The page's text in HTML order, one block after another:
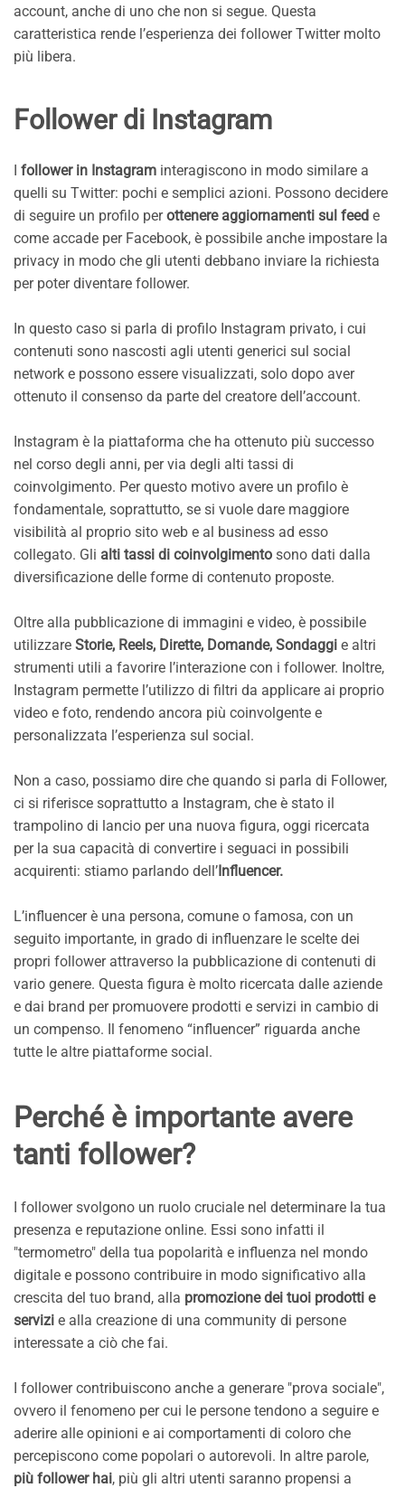
account, anche di uno che non si segue. Questa
caratteristica rende l’esperienza dei follower Twitter molto
più libera.
Follower di Instagram
I follower in Instagram interagiscono in modo similare a
quelli su Twitter: pochi e semplici azioni. Possono decidere
di seguire un profilo perottenere aggiornamenti sul feed e
come accade per Facebook, è possibile anche impostare la
privacy in modo che gli utenti debbano inviare la richiesta
per poter diventare follower.
In questo caso si parla di profilo Instagram privato, i cui
contenuti sono nascosti agli utenti generici sul social
network e possono essere visualizzati, solo dopo aver
ottenuto il consenso da parte del creatore dell’account.
Instagram è la piattaforma che ha ottenuto più successo
nel corso degli anni, per via degli alti tassi di
coinvolgimento. Per questo motivo avere un profilo è
fondamentale, soprattutto, se si vuole dare maggiore
visibilità al proprio sito web e al business ad esso
collegato. Gli alti tassi di coinvolgimento sono dati dalla
diversificazione delle forme di contenuto proposte.
Oltre alla pubblicazione di immagini e video, è possibile
utilizzare Storie, Reels, Dirette, Domande, Sondaggi e altri
strumenti utili a favorire l’interazione con i follower. Inoltre,
Instagram permette l’utilizzo di filtri da applicare ai proprio
video e foto, rendendo ancora più coinvolgente e
personalizzata l’esperienza sul social.
Non a caso, possiamo dire che quando si parla di Follower,
ci si riferisce soprattutto a Instagram, che è stato il
trampolino di lancio per una nuova figura, oggi ricercata
per la sua capacità di convertire i seguaci in possibili
acquirenti: stiamo parlando dell’Influencer.
L’influencer è una persona, comune o famosa, con un
seguito importante, in grado di influenzare le scelte dei
propri follower attraverso la pubblicazione di contenuti di
vario genere. Questa figura è molto ricercata dalle aziende
e dai brand per promuovere prodotti e servizi in cambio di
un compenso. Il fenomeno “influencer” riguarda anche
tutte le altre piattaforme social.
Perché è importante avere
tanti follower?
I follower svolgono un ruolo cruciale nel determinare la tua
presenza e reputazione online. Essi sono infatti il
"termometro" della tua popolarità e influenza nel mondo
digitale e possono contribuire in modo significativo alla
crescita del tuo brand, alla promozione dei tuoi prodotti e
servizi e alla creazione di una community di persone
interessate a ciò che fai.
I follower contribuiscono anche a generare "prova sociale",
ovvero il fenomeno per cui le persone tendono a seguire e
aderire alle opinioni e ai comportamenti di coloro che
percepiscono come popolari o autorevoli. In altre parole,
più follower hai, più gli altri utenti saranno propensi a